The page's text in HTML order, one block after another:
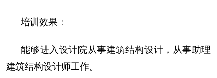
培训效果：
能够进入设计院从事建筑结构设计，从事助理
建筑结构设计师工作。